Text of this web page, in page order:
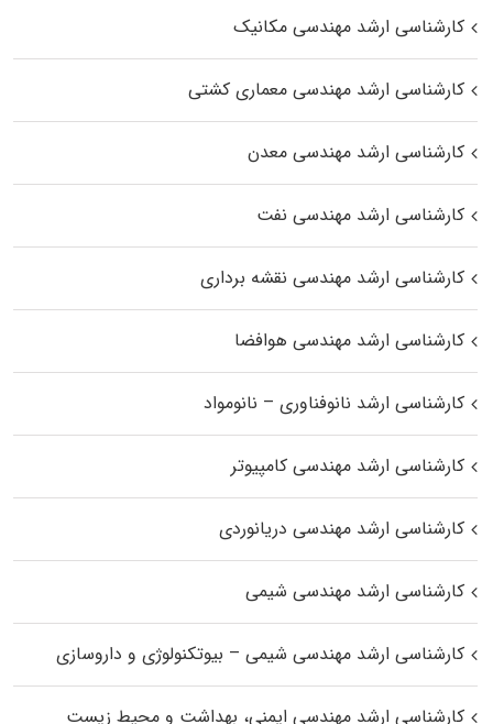
کارشناسی ارشد مهندسی مکانیک
کارشناسی ارشد مهندسی معماری کشتی
کارشناسی ارشد مهندسی معدن
کارشناسی ارشد مهندسی نفت
کارشناسی ارشد مهندسی نقشه برداری
کارشناسی ارشد مهندسی هوافضا
کارشناسی ارشد نانوفناوری – نانومواد
کارشناسی ارشد مهندسی کامپیوتر
کارشناسی ارشد مهندسی دریانوردی
کارشناسی ارشد مهندسی شیمی
کارشناسی ارشد مهندسی شیمی – بیوتکنولوژی و داروسازی
کارشناسی ارشد مهندسی ایمنی، بهداشت و محیط زیست